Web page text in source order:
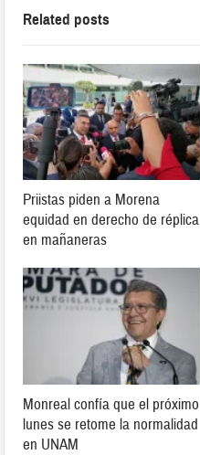
Related posts
Priistas piden a Morena
equidad en derecho de réplica
en mañaneras
Monreal confía que el próximo
lunes se retome la normalidad
en UNAM